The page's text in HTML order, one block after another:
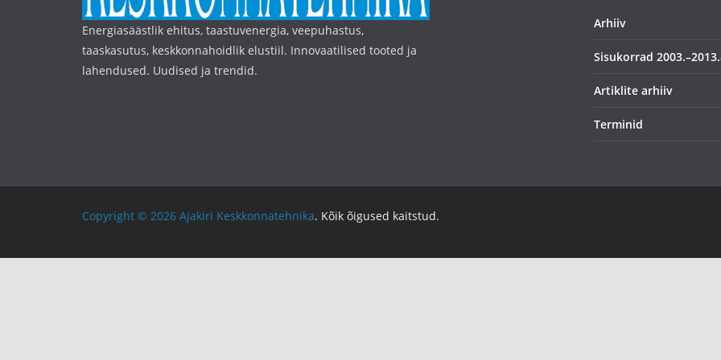
Energiasäästlik ehitus, taastuvenergia, veepuhastus,
taaskasutus, keskkonnahoidlik elustiil. Innovaatilised tooted ja
lahendused. Uudised ja trendid.
Arhiiv
Sisukorrad
Artiklite arhiiv
Terminid
Copyright © 2026 Ajakiri Keskkonnatehnika. Kõik õigused kaitstud.